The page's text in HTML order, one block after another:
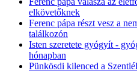
elkövetőknek
Ferenc pápa részt vesz a
találkozón
Isten szeretete gyógyít -
hónapban
Pünkösdi kilenced a